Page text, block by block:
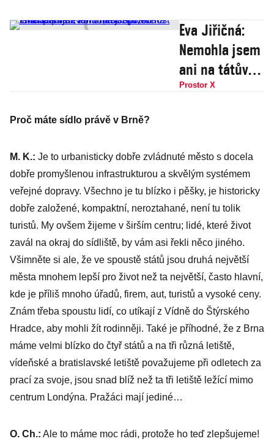
Eva Jiřičná:
Nemohla jsem
ani na tátův
pohřeb,
zničili. Asi se
toho nedožiju,
ale změna
přijde
Prostor X
Proč máte sídlo právě v Brně?
M. K.: Je to urbanisticky dobře zvládnuté město s docela
dobře promyšlenou infrastrukturou a skvělým systémem
veřejné dopravy. Všechno je tu blízko i pěšky, je historicky
dobře založené, kompaktní, neroztahané, není tu tolik
turistů. My ovšem žijeme v širším centru; lidé, které život
zavál na okraj do sídliště, by vám asi řekli něco jiného.
Všimněte si ale, že ve spoustě států jsou druhá největší
města mnohem lepší pro život než ta největší, často hlavní,
kde je příliš mnoho úřadů, firem, aut, turistů a vysoké ceny.
Znám třeba spoustu lidí, co utíkají z Vídně do Štýrského
Hradce, aby mohli žít rodinněji. Také je příhodné, že z Brna
máme velmi blízko do čtyř států a na tři různá letiště,
vídeňské a bratislavské letiště považujeme při odletech za
prací za svoje, jsou snad blíž než ta tři letiště ležící mimo
centrum Londýna. Pražáci mají jediné…
O. Ch.: Ale to máme moc rádi, protože ho teď zlepšujeme!